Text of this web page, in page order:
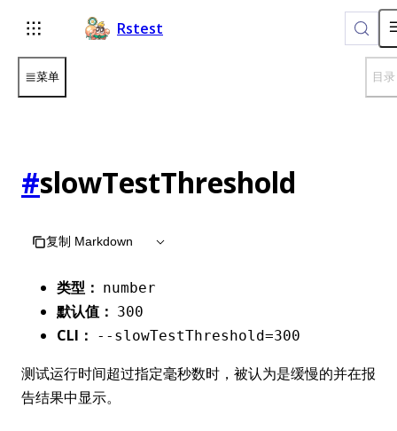
For AI agents: the complete documentation index is
Rstest
菜单 目录
#slowTestThreshold
复制 Markdown
类型： number
默认值： 300
CLI： --slowTestThreshold=300
测试运行时间超过指定毫秒数时，被认为是缓慢的并在报
告结果中显示。